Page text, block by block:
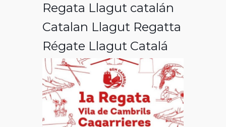
Regata Llagut catalán
Catalan Llagut Regatta
Régate Llagut Catalá